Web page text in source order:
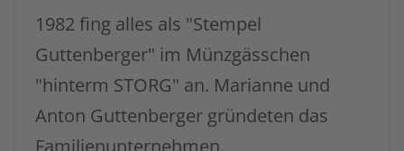
1982 fing alles als "Stempel
Guttenberger" im Münzgässchen
"hinterm STORG" an. Marianne und
Anton Guttenberger gründeten das
Familienunternehmen.